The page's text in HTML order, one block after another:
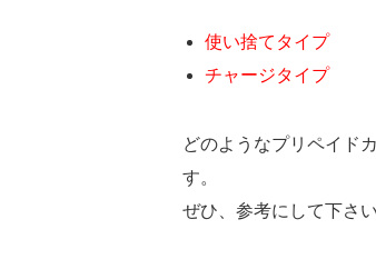
使い捨てタイプ
チャージタイプ
どのようなプリペイド
す。
ぜひ、参考にして下さい